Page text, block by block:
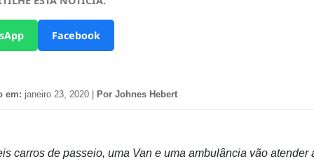
Facebook
em: janeiro 23, 2020 | Por Johnes Hebert
carros de passeio, uma Van e uma ambulância vão